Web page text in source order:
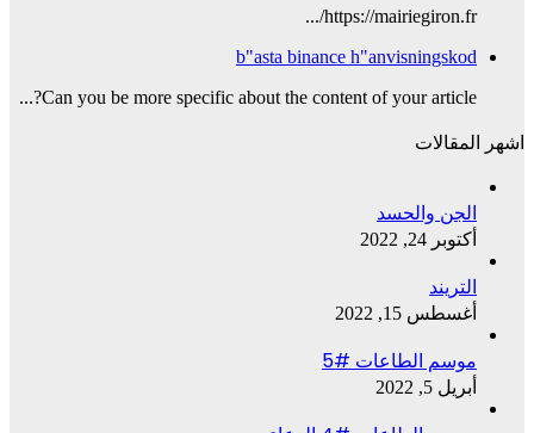
https://mairiegiron.fr/...
b"asta binance h"anvisningskod
Can you be more specific about the content of your article?...
اشهر المقالات
الجن والحسد
أكتوبر 24, 2022
التريند
أغسطس 15, 2022
موسم الطاعات #5
أبريل 5, 2022